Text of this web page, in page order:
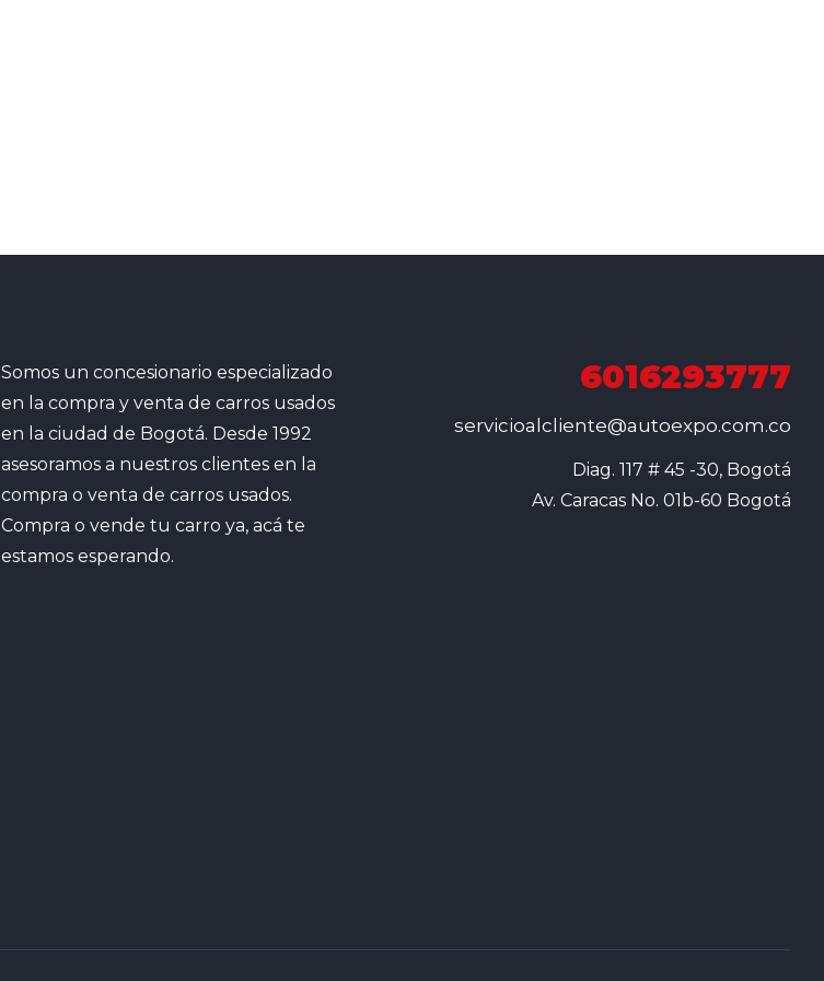
Somos un concesionario especializado
en la compra y venta de carros usados
en la ciudad de Bogotá. Desde 1992
asesoramos a nuestros clientes en la
compra o venta de carros usados.
Compra o vende tu carro ya, acá te
estamos esperando.
6016293777
servicioalcliente@autoexpo.com.co
Diag. 117 # 45 -30, Bogotá
Av. Caracas No. 01b-60 Bogotá